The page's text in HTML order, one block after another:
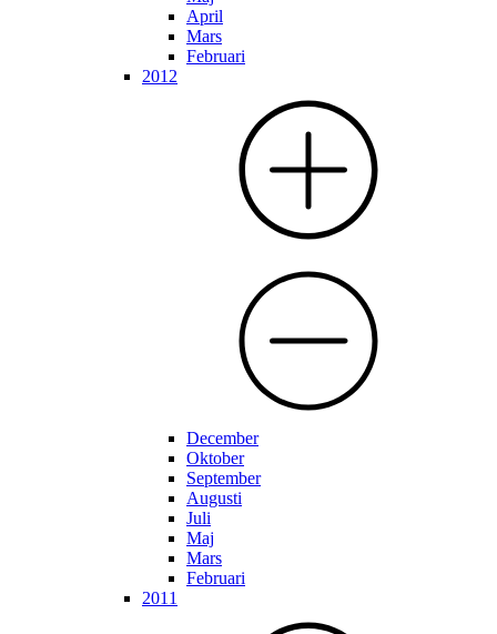
April
Mars
Februari
2012
December
Oktober
September
Augusti
Juli
Maj
Mars
Februari
2011